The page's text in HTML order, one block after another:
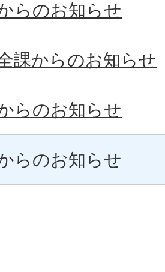
らのお知らせ
課からのお知らせ
らのお知らせ
らのお知らせ